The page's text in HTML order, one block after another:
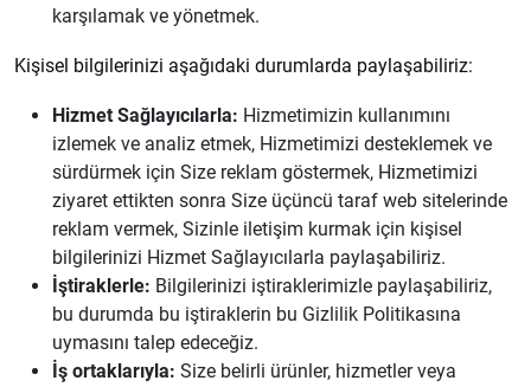
karşılamak ve yönetmek.
Kişisel bilgilerinizi aşağıdaki durumlarda paylaşabiliriz:
Hizmet Sağlayıcılarla: Hizmetimizin kullanımını
izlemek ve analiz etmek, Hizmetimizi desteklemek ve
sürdürmek için Size reklam göstermek, Hizmetimizi
ziyaret ettikten sonra Size üçüncü taraf web sitelerinde
reklam vermek, Sizinle iletişim kurmak için kişisel
bilgilerinizi Hizmet Sağlayıcılarla paylaşabiliriz.
İştiraklerle: Bilgilerinizi iştiraklerimizle paylaşabiliriz,
bu durumda bu iştiraklerin bu Gizlilik Politikasına
uymasını talep edeceğiz.
İş ortaklarıyla: Size belirli ürünler, hizmetler veya